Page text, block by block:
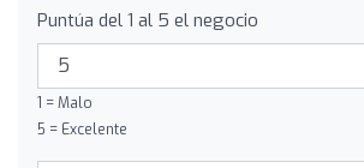
Puntúa del 1 al 5 el negocio
1 = Malo
5 = Excelente